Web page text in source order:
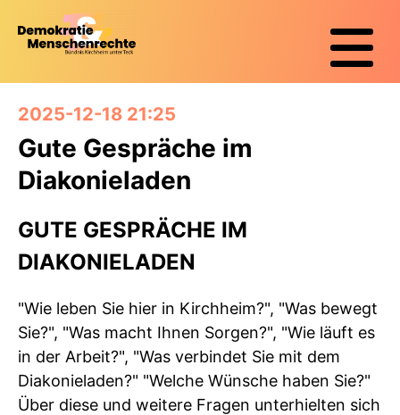
2025-12-18 21:25
Gute Gespräche im
Diakonieladen
GUTE GESPRÄCHE IM
DIAKONIELADEN
"Wie leben Sie hier in Kirchheim?", "Was bewegt
Sie?", "Was macht Ihnen Sorgen?", "Wie läuft es
in der Arbeit?", "Was verbindet Sie mit dem
Diakonieladen?" "Welche Wünsche haben Sie?"
Über diese und weitere Fragen unterhielten sich